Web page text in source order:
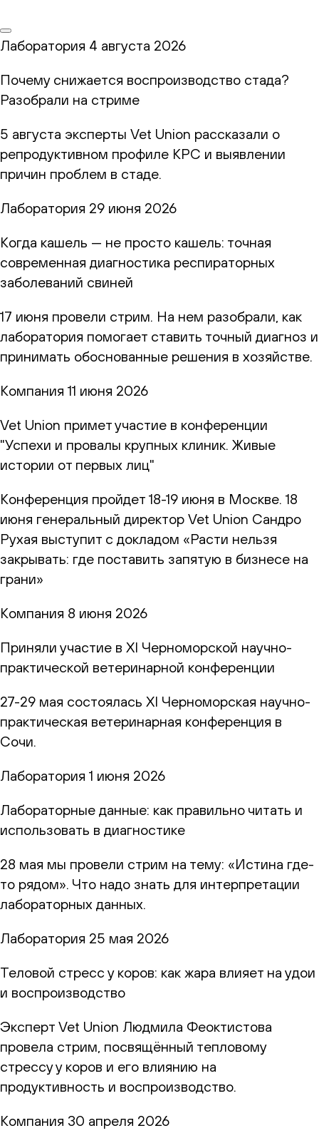
Лаборатория 4 августа 2026
Почему снижается воспроизводство стада?
Разобрали на стриме
5 августа эксперты Vet Union рассказали о
репродуктивном профиле КРС и выявлении
причин проблем в стаде.
Лаборатория 29 июня 2026
Когда кашель — не просто кашель: точная
современная диагностика респираторных
заболеваний свиней
17 июня провели стрим. На нем разобрали, как
лаборатория помогает ставить точный диагноз и
принимать обоснованные решения в хозяйстве.
Компания 11 июня 2026
Vet Union примет участие в конференции
"Успехи и провалы крупных клиник. Живые
истории от первых лиц"
Конференция пройдет 18-19 июня в Москве. 18
июня генеральный директор Vet Union Сандро
Рухая выступит с докладом «Расти нельзя
закрывать: где поставить запятую в бизнесе на
грани»
Компания 8 июня 2026
Приняли участие в XI Черноморской научно-
практической ветеринарной конференции
27-29 мая состоялась XI Черноморская научно-
практическая ветеринарная конференция в
Сочи.
Лаборатория 1 июня 2026
Лабораторные данные: как правильно читать и
использовать в диагностике
28 мая мы провели стрим на тему: «Истина где-
то рядом». Что надо знать для интерпретации
лабораторных данных.
Лаборатория 25 мая 2026
Теловой стресс у коров: как жара влияет на удои
и воспроизводство
Эксперт Vet Union Людмила Феоктистова
провела стрим, посвящённый тепловому
стрессу у коров и его влиянию на
продуктивность и воспроизводство.
Компания 30 апреля 2026